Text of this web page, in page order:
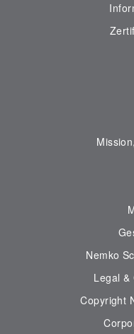
Nemko
Legal &
Copyright